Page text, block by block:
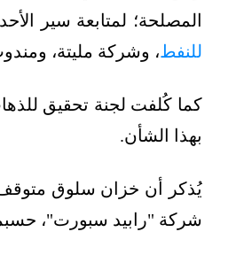
المصلحة؛ لمتابعة سير
للنفط، وشركة مليتة،
كما كُلفت لجنة تحقيق
بهذا الشأن.
شركة "رابيد سبورت"،